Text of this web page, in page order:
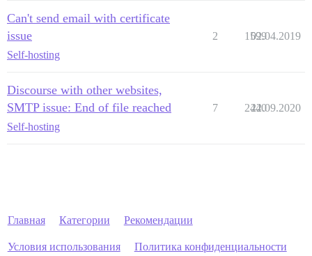
Can't send email with certificate
issue
Self-hosting
2 1599
02.04.2019
Discourse with other websites,
SMTP issue: End of file reached
Self-hosting
7 2440
22.09.2020
Главная Категории Рекомендации
Условия использования Политика конфиденциальности